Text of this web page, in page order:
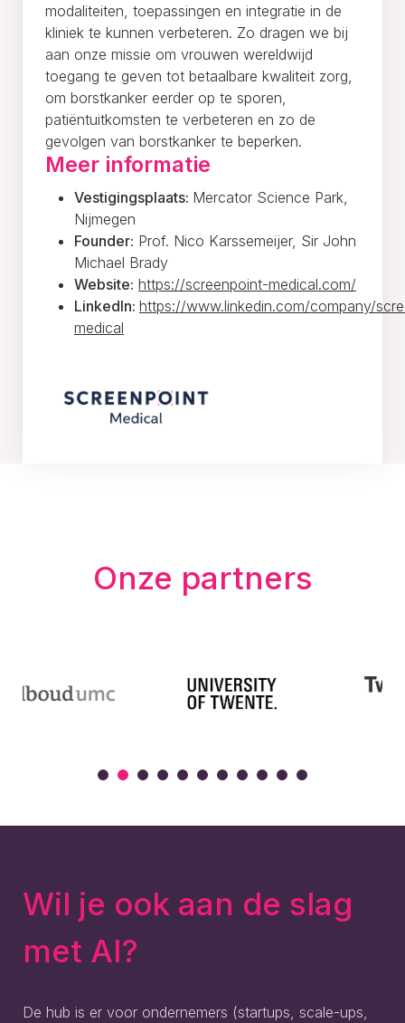
modaliteiten, toepassingen en integratie in de
kliniek te kunnen verbeteren. Zo dragen we bij
aan onze missie om vrouwen wereldwijd
toegang te geven tot betaalbare kwaliteit zorg,
om borstkanker eerder op te sporen,
patiëntuitkomsten te verbeteren en zo de
gevolgen van borstkanker te beperken.
Meer informatie
Vestigingsplaats: Mercator Science Park,
Nijmegen
Founder: Prof. Nico Karssemeijer, Sir John
Michael Brady
Website: https://screenpoint-medical.com/
LinkedIn: https://www.linkedin.com/company/
medical
Onze partners
Wil je ook aan de slag
met AI?
De hub is er voor ondernemers (startups, scale-ups,